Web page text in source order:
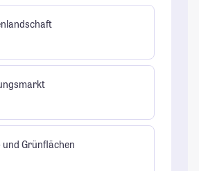
Grünflächen